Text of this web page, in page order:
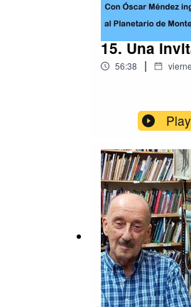
15. Una
56:38 |
Play